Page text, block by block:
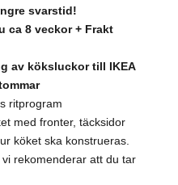
svarstid!
ca 8 veckor + Frakt
av köksluckor till IKEA
ritprogram
med fronter, täcksidor
köket ska konstrueras.
rekomenderar att du tar